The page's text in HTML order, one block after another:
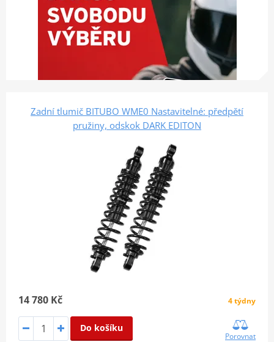
Zadní tlumič BITUBO WME0 Nastavitelné: předpětí
pružiny, odskok DARK EDITON
14 780 Kč 4 týdny
Do košíku
Porovnat